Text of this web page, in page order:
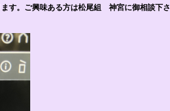
す。ご興味ある方は松尾組 神宮に御相談下さ